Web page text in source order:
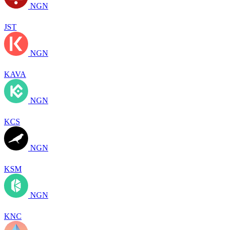
NGN
JST
NGN
KAVA
NGN
KCS
NGN
KSM
NGN
KNC